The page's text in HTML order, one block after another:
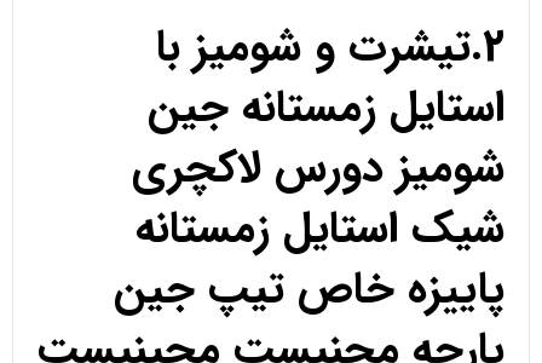
2.تیشرت و شومیز با
استایل زمستانه جین
شومیز دورس لاکچری
شیک استایل زمستانه
پاییزه خاص تیپ جین